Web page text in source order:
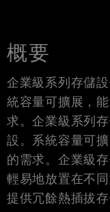
概要
企業級系列存儲
統容量可擴展，
求。企業級系列
設。系統容量可
的需求。企業級
輕易地放置在不
提供冗餘熱插拔